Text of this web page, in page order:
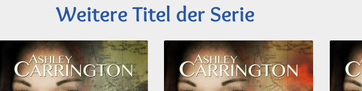
Weitere Titel der Serie